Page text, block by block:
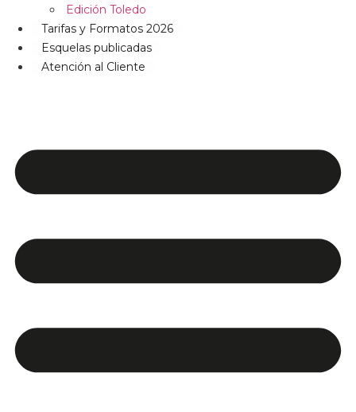
Edición Toledo
Tarifas y Formatos 2026
Esquelas publicadas
Atención al Cliente